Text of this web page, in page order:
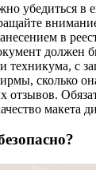
убедиться в
в
должен
техникума, с
сколько
отзывов.
макета